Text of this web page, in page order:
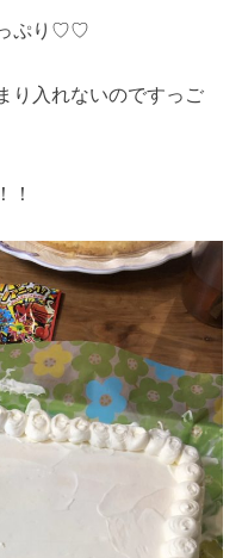
っぷり♡♡
り入れないのですっご
！